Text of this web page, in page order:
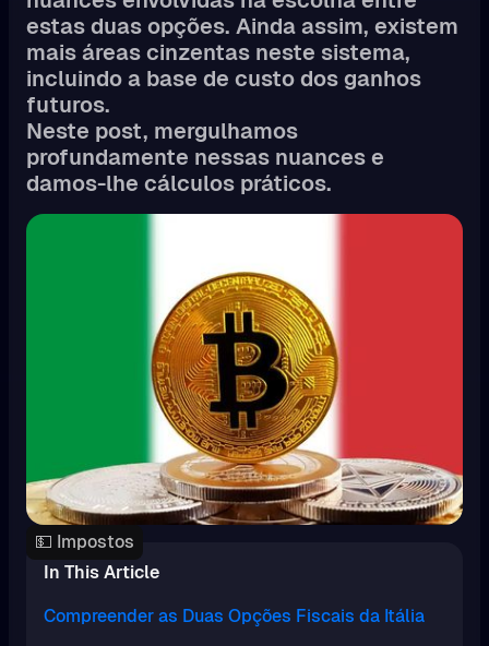
estas duas opções. Ainda assim, existem
mais áreas cinzentas neste sistema,
incluindo a base de custo dos ganhos
futuros.
Neste post, mergulhamos
profundamente nessas nuances e
damos-lhe cálculos práticos.
💵 Impostos
In This Article
Compreender as Duas Opções Fiscais da Itália